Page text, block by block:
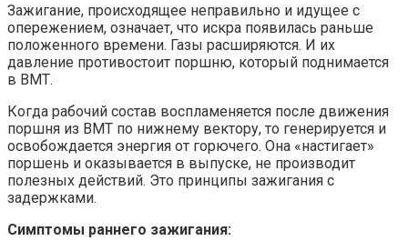
Зажигание, происходящее неправильно и идущее с
опережением, означает, что искра появилась раньше
положенного времени. Газы расширяются. И их
давление противостоит поршню, который поднимается
в ВМТ.
Когда рабочий состав воспламеняется после движения
поршня из ВМТ по нижнему вектору, то генерируется и
освобождается энергия от горючего. Она «настигает»
поршень и оказывается в выпуске, не производит
полезных действий. Это принципы зажигания с
задержками.
Симптомы раннего зажигания: